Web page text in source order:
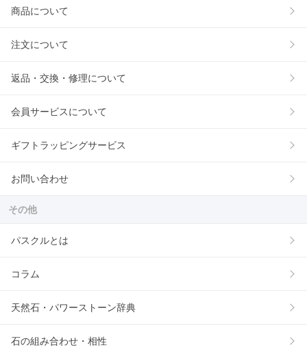
商品について
注文について
返品・交換・修理について
会員サービスについて
ギフトラッピングサービス
お問い合わせ
その他
パスクルとは
コラム
天然石・パワーストーン辞典
石の組み合わせ・相性